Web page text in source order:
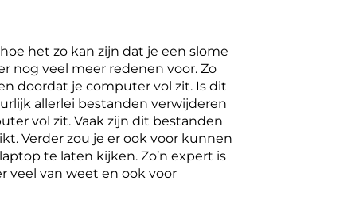
het zo kan zijn dat je een slome
nog veel meer redenen voor. Zo
doordat je computer vol zit. Is dit
allerlei bestanden verwijderen
vol zit. Vaak zijn dit bestanden
Verder zou je er ook voor kunnen
te laten kijken. Zo’n expert is
veel van weet en ook voor